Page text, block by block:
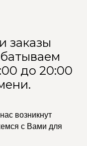
заказы
до 20:00
возникнут
с Вами для